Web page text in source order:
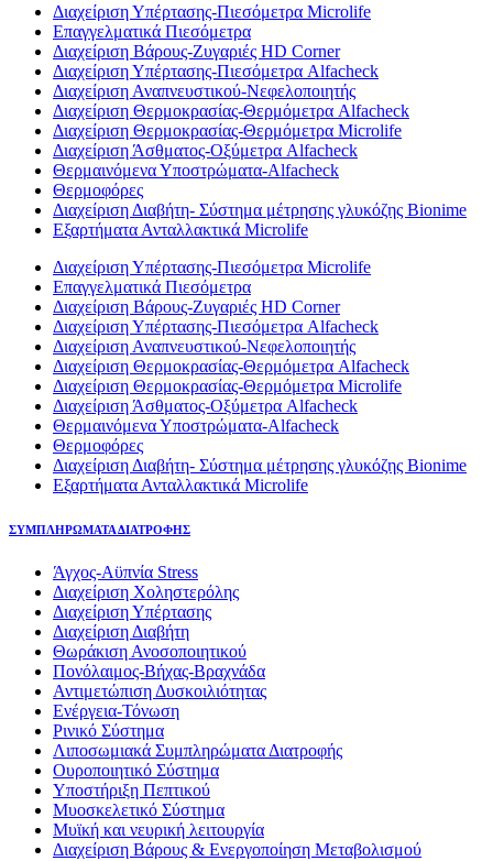
Διαχείριση Υπέρτασης-Πιεσόμετρα Microlife
Επαγγελματικά Πιεσόμετρα
Διαχείριση Βάρους-Ζυγαριές HD Corner
Διαχείριση Υπέρτασης-Πιεσόμετρα Alfacheck
Διαχείριση Αναπνευστικού-Νεφελοποιητής
Διαχείριση Θερμοκρασίας-Θερμόμετρα Alfacheck
Διαχείριση Θερμοκρασίας-Θερμόμετρα Microlife
Διαχείριση Άσθματος-Οξύμετρα Alfacheck
Θερμαινόμενα Υποστρώματα-Alfacheck
Θερμοφόρες
Διαχείριση Διαβήτη- Σύστημα μέτρησης γλυκόζης Bionime
Εξαρτήματα Ανταλλακτικά Microlife
Διαχείριση Υπέρτασης-Πιεσόμετρα Microlife
Επαγγελματικά Πιεσόμετρα
Διαχείριση Βάρους-Ζυγαριές HD Corner
Διαχείριση Υπέρτασης-Πιεσόμετρα Alfacheck
Διαχείριση Αναπνευστικού-Νεφελοποιητής
Διαχείριση Θερμοκρασίας-Θερμόμετρα Alfacheck
Διαχείριση Θερμοκρασίας-Θερμόμετρα Microlife
Διαχείριση Άσθματος-Οξύμετρα Alfacheck
Θερμαινόμενα Υποστρώματα-Alfacheck
Θερμοφόρες
Διαχείριση Διαβήτη- Σύστημα μέτρησης γλυκόζης Bionime
Εξαρτήματα Ανταλλακτικά Microlife
ΣΥΜΠΛΗΡΩΜΑΤΑ ΔΙΑΤΡΟΦΗΣ
Άγχος-Αϋπνία Stress
Διαχείριση Χοληστερόλης
Διαχείριση Υπέρτασης
Διαχείριση Διαβήτη
Θωράκιση Ανοσοποιητικού
Πονόλαιμος-Βήχας-Βραχνάδα
Αντιμετώπιση Δυσκοιλιότητας
Eνέργεια-Τόνωση
Ρινικό Σύστημα
Λιποσωμιακά Συμπληρώματα Διατροφής
Ουροποιητικό Σύστημα
Υποστήριξη Πεπτικού
Μυοσκελετικό Σύστημα
Μυϊκή και νευρική λειτουργία
Διαχείριση Βάρους & Ενεργοποίηση Μεταβολισμού